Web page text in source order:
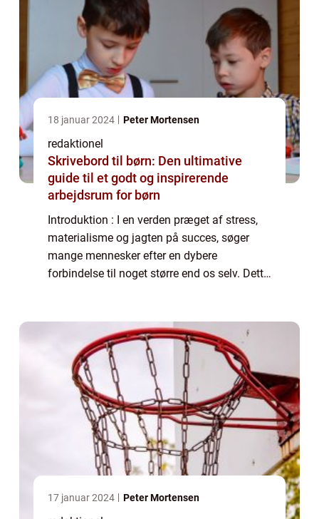
18 januar 2024 Peter Mortensen
redaktionel
Skrivebord til børn: Den ultimative
guide til et godt og inspirerende
arbejdsrum for børn
Introduktion : I en verden præget af stress,
materialisme og jagten på succes, søger
mange mennesker efter en dybere
forbindelse til noget større end os selv. Dette
17 januar 2024 Peter Mortensen